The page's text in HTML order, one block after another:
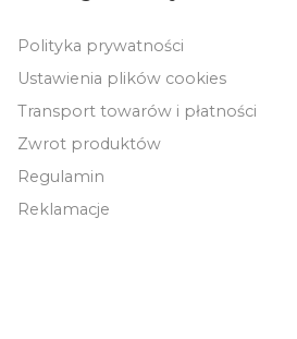
Polityka prywatności
Ustawienia plików cookies
Transport towarów i płatności
Zwrot produktów
Regulamin
Reklamacje